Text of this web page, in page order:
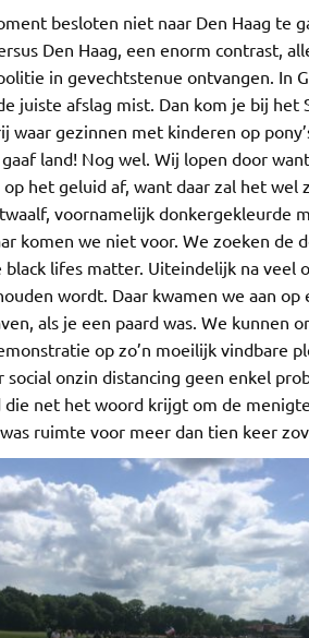
besloten niet naar Den Haag te
Den Haag, een enorm contrast,
in gevechtstenue ontvangen. In
juiste afslag mist. Dan kom je bij
waar gezinnen met kinderen op
land! Nog wel. Wij lopen door
het geluid af, want daar zal het
voornamelijk donkergekleurde
komen we niet voor. We zoeken
black lifes matter. Uiteindelijk na veel
wordt. Daar kwamen we aan
als je een paard was. We
op zo’n moeilijk vindbare
social onzin distancing geen enkel
net het woord krijgt om de
ruimte voor meer dan tien keer